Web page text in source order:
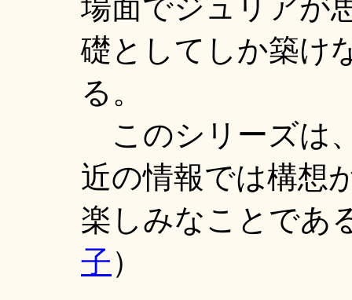
場面でジュリアが
礎としてしか築け
る。
このシリーズは
近の情報では構想
楽しみなことで
子